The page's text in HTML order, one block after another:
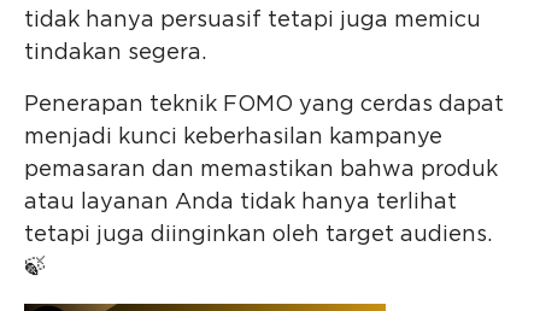
tidak hanya persuasif tetapi juga memicu
tindakan segera.
Penerapan teknik FOMO yang cerdas dapat
menjadi kunci keberhasilan kampanye
pemasaran dan memastikan bahwa produk
atau layanan Anda tidak hanya terlihat
tetapi juga diinginkan oleh target audiens.
🍃